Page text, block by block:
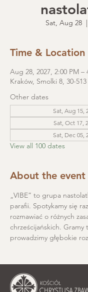
Sat, Aug 28
  |
Time & Location
Aug 28, 2027, 2:00 PM –
Kraków, Smolki 8, 30-
Other dates
Sat, Aug 15,
Sat, Oct 17,
Sat, Dec 05,
View all 100 dates
About the event
„VIBE” to grupa
parafii. Spotykamy się
rozmawiać o różnych
chrześcijańskich. Gramy
prowadzimy głębokie